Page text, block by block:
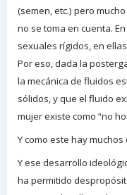
(semen, etc.) pero
no se toma en cuenta.
sexuales rígidos, en
Por eso, dada la
la mecánica de fluidos
sólidos, y que el fluido
mujer existe como “no
Y como este hay
Y ese desarrollo
ha permitido